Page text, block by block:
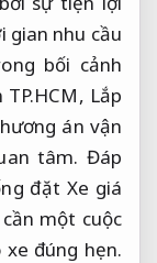
gian nhu cầu
bối cảnh
Lắp
án vận
tâm. Đáp
đặt Xe giá
cần một cuộc
xe đúng hẹn.